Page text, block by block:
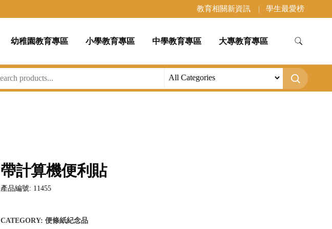
教育相關新資訊 學生最愛榜
幼稚園教育專區 小學教育專區 中學教育專區 大專教育專區
帶計算機便利貼
產品編號: 11455
CATEGORY: 便條紙紀念品